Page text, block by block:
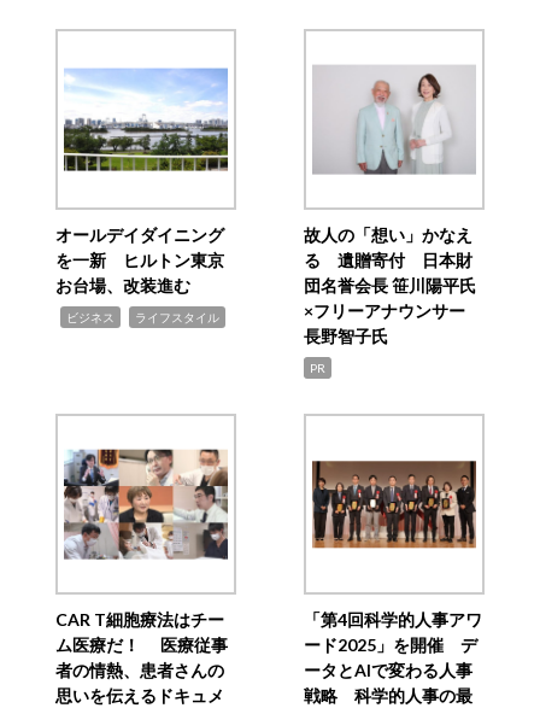
オールデイダイニング
を一新 ヒルトン東京
お台場、改装進む
ビジネス ライフスタイル
故人の「想い」かなえ
る 遺贈寄付 日本財
団名誉会長 笹川陽平氏
×フリーアナウンサー
長野智子氏
PR
CAR T細胞療法はチー
ム医療だ！ 医療従事
者の情熱、患者さんの
思いを伝えるドキュメ
「第4回科学的人事アワ
ード2025」を開催 デ
ータとAIで変わる人事
戦略 科学的人事の最